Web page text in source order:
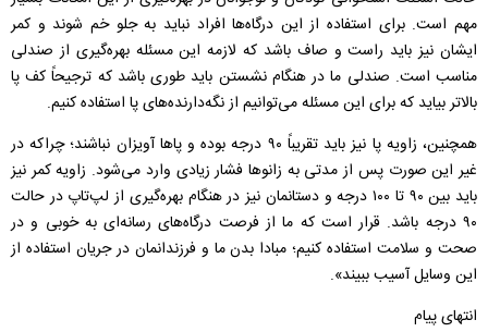
مهم است. برای استفاده از این درگاه‌ها افراد نباید به جلو خم شوند و کمر
ایشان نیز باید راست و صاف باشد که لازمه این مسئله بهره‌گیری از صندلی
مناسب است. صندلی ما در هنگام نشستن باید طوری باشد که ترجیحاً کف پا
بالاتر بیاید که برای این مسئله می‌توانیم از نگه‌دارنده‌های پا استفاده کنیم.
همچنین، زاویه پا نیز باید تقریباً ۹۰ درجه بوده و پاها آویزان نباشند؛ چراکه در
غیر این‌ صورت پس از مدتی به زانوها فشار زیادی وارد می‌شود. زاویه کمر نیز
باید بین ۹۰ تا ۱۰۰ درجه و دستانمان نیز در هنگام بهره‌گیری از لپ‌تاپ در حالت
۹۰ درجه باشد. قرار است که ما از فرصت‌ درگاه‌های رسانه‌ای به خوبی و در
صحت و سلامت استفاده کنیم؛ مبادا بدن‌ ما و فرزندانمان در جریان استفاده از
این وسایل آسیب ببیند».
انتهای پیام